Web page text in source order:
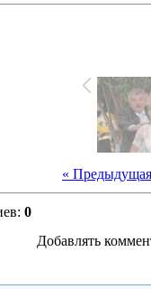
« Предыдущая
: 0
Добавлять